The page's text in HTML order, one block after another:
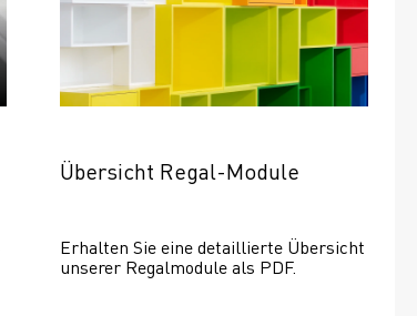
Übersicht Regal-Module
Erhalten Sie eine detaillierte Übersicht
unserer Regalmodule als PDF.